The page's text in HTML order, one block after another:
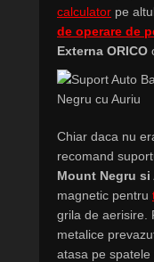
calculator pe
de operare de
Externa ORICO
Chiar daca nu
recomand
Mount Negru si
magnetic pentru
grila de aerisire.
metalice
atasa pe